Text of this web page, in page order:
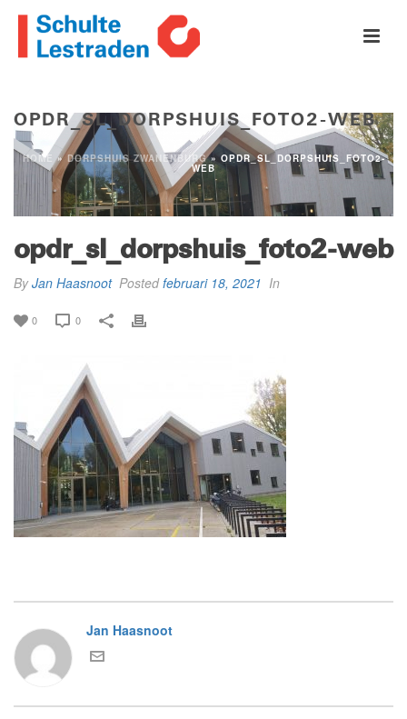
OPDR_SL_DORPSHUIS_FOTO2-WEB
HOME » DORPSHUIS ZWANENBURG»OPDR_SL_DORPSHUIS_FOTO2-
WEB
opdr_sl_dorpshuis_foto2-web
ByJan Haasnoot Postedfebruari 18, 2021 In
0 0
Jan Haasnoot